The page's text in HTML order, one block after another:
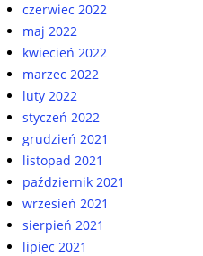
czerwiec 2022
maj 2022
kwiecień 2022
marzec 2022
luty 2022
styczeń 2022
grudzień 2021
listopad 2021
październik 2021
wrzesień 2021
sierpień 2021
lipiec 2021